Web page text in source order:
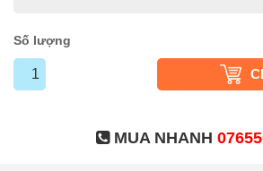
Số lượng
MUA NHANH